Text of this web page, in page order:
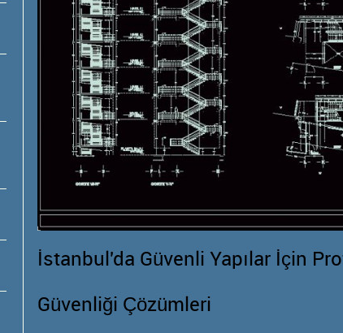
İstanbul'da Güvenli Yapılar İçin
Güvenliği Çözümleri